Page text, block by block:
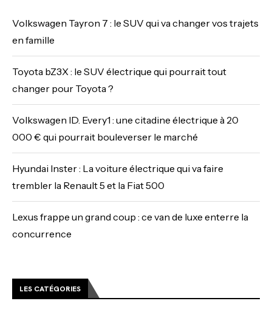
Volkswagen Tayron 7 : le SUV qui va changer vos trajets
en famille
Toyota bZ3X : le SUV électrique qui pourrait tout
changer pour Toyota ?
Volkswagen ID. Every1 : une citadine électrique à 20
000 € qui pourrait bouleverser le marché
Hyundai Inster : La voiture électrique qui va faire
trembler la Renault 5 et la Fiat 500
Lexus frappe un grand coup : ce van de luxe enterre la
concurrence
LES CATÉGORIES